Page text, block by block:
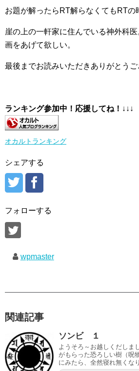
お題が解ったらRT解らなくてもRTの
崖の上の一軒家に住んでいる神外科
画をあげて欲しい。
最後までお読みいただきありがとうご
ランキング参加中！応援してね！ ↓↓↓
オカルトランキング
シェアする
フォローする
wpmaster
関連記事
ソンビ １
ようそろ～お越しくだしま
がもらった恐ろしい樹（呪
にみたら、全然寝れ無くな